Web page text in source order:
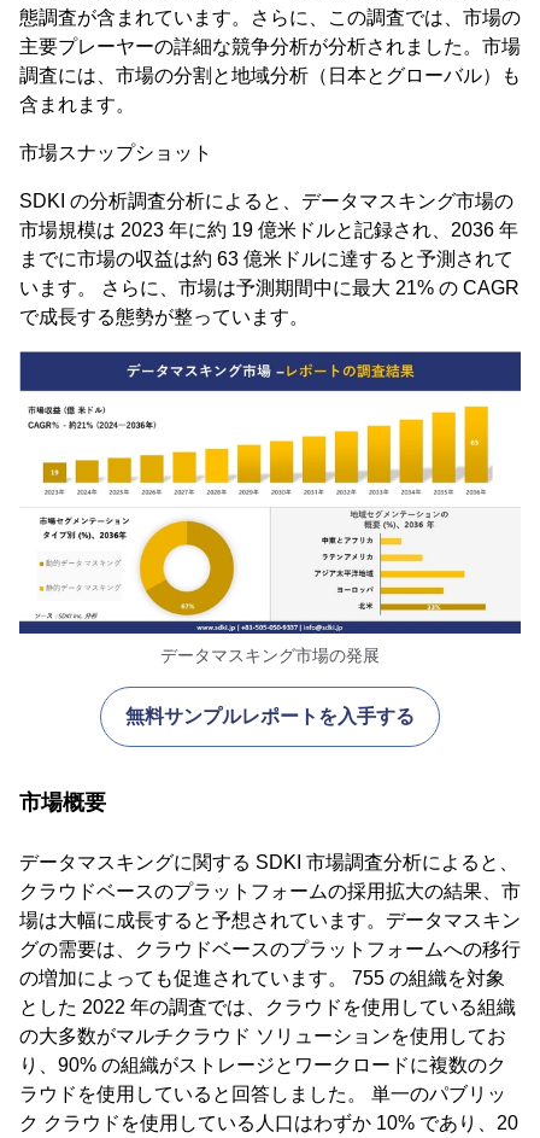
態調査が含まれています。さらに、この調査では、市場の
主要プレーヤーの詳細な競争分析が分析されました。市場
調査には、市場の分割と地域分析（日本とグローバル）も
含まれます。
市場スナップショット
SDKI の分析調査分析によると、データマスキング市場の
市場規模は 2023 年に約 19 億米ドルと記録され、2036 年
までに市場の収益は約 63 億米ドルに達すると予測されて
います。 さらに、市場は予測期間中に最大 21% の CAGR
で成長する態勢が整っています。
データマスキング市場の発展
無料サンプルレポートを入手する
市場概要
データマスキングに関する SDKI 市場調査分析によると、
クラウドベースのプラットフォームの採用拡大の結果、市
場は大幅に成長すると予想されています。データマスキン
グの需要は、クラウドベースのプラットフォームへの移行
の増加によっても促進されています。 755 の組織を対象
とした 2022 年の調査では、クラウドを使用している組織
の大多数がマルチクラウド ソリューションを使用してお
り、90% の組織がストレージとワークロードに複数のク
ラウドを使用していると回答しました。 単一のパブリッ
ク クラウドを使用している人口はわずか 10% であり、20